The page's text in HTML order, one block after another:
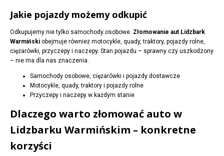
Jakie pojazdy możemy odkupić
Odkupujemy nie tylko samochody osobowe. Złomowanie aut Lidzbark
Warmiński obejmuje również motocykle, quady, traktory, pojazdy rolne,
ciężarówki, przyczepy i naczepy. Stan pojazdu – sprawny czy uszkodzony
– nie ma dla nas znaczenia.
Samochody osobowe, ciężarówki i pojazdy dostawcze
Motocykle, quady, traktory i pojazdy rolne
Przyczepy i naczepy w każdym stanie
Dlaczego warto złomować auto w
Lidzbarku Warmińskim – konkretne
korzyści